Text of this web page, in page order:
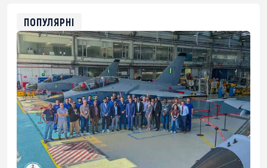
0xfD02863D3289416fcF50975c9DFda13623f97758
ПОПУЛЯРНІ